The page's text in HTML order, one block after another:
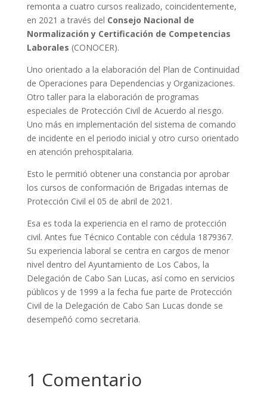
remonta a cuatro cursos realizado, coincidentemente,
en 2021 a través del Consejo Nacional de
Normalización y Certificación de Competencias
Laborales (CONOCER).
Uno orientado a la elaboración del Plan de Continuidad
de Operaciones para Dependencias y Organizaciones.
Otro taller para la elaboración de programas
especiales de Protección Civil de Acuerdo al riesgo.
Uno más en implementación del sistema de comando
de incidente en el periodo inicial y otro curso orientado
en atención prehospitalaria.
Esto le permitió obtener una constancia por aprobar
los cursos de conformación de Brigadas internas de
Protección Civil el 05 de abril de 2021.
Esa es toda la experiencia en el ramo de protección
civil. Antes fue Técnico Contable con cédula 1879367.
Su experiencia laboral se centra en cargos de menor
nivel dentro del Ayuntamiento de Los Cabos, la
Delegación de Cabo San Lucas, así como en servicios
públicos y de 1999 a la fecha fue parte de Protección
Civil de la Delegación de Cabo San Lucas donde se
desempeñó como secretaria.
1 Comentario